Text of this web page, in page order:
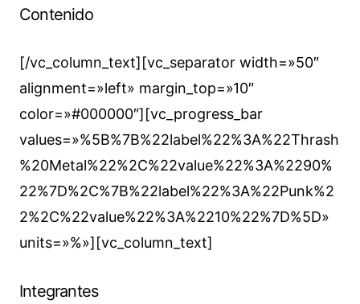
Contenido
[/vc_column_text][vc_separator width=»50″
alignment=»left» margin_top=»10″
color=»#000000″][vc_progress_bar
values=»%5B%7B%22label%22%3A%22Thrash
%20Metal%22%2C%22value%22%3A%2290%
22%7D%2C%7B%22label%22%3A%22Punk%2
2%2C%22value%22%3A%2210%22%7D%5D»
units=»%»][vc_column_text]
Integrantes